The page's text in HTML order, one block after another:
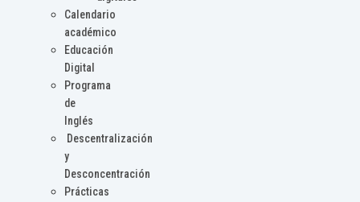
Calendario
académico
Educación
Digital
Programa
de
Inglés
Descentralización
y
Desconcentración
Prácticas